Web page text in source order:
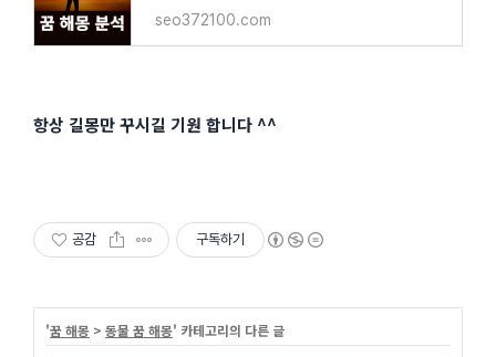
seo372100.com
항상 길몽만 꾸시길 기원 합니다 ^^
공감 구독하기
'꿈 해몽 > 동물 꿈 해몽' 카테고리의 다른 글